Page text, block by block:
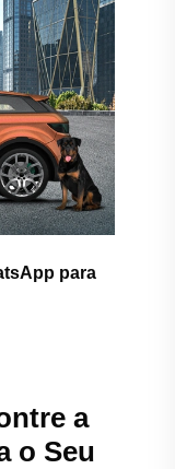
para
a
o Seu